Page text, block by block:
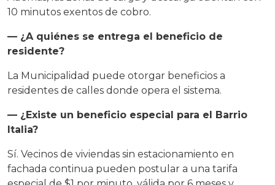
10 minutos exentos de cobro.
— ¿A quiénes se entrega el beneficio de
residente?
La Municipalidad puede otorgar beneficios a
residentes de calles donde opera el sistema.
— ¿Existe un beneficio especial para el Barrio
Italia?
Sí. Vecinos de viviendas sin estacionamiento en
fachada continua pueden postular a una tarifa